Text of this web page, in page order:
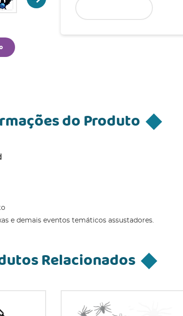
do Produto
e demais eventos temáticos assustadores.
Relacionados